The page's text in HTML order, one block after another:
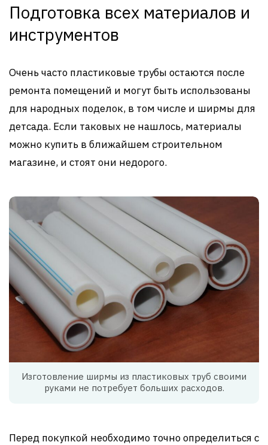
Подготовка всех материалов и
инструментов
Очень часто пластиковые трубы остаются после
ремонта помещений и могут быть использованы
для народных поделок, в том числе и ширмы для
детсада. Если таковых не нашлось, материалы
можно купить в ближайшем строительном
магазине, и стоят они недорого.
Изготовление ширмы из пластиковых труб своими
руками не потребует больших расходов.
Перед покупкой необходимо точно определиться с